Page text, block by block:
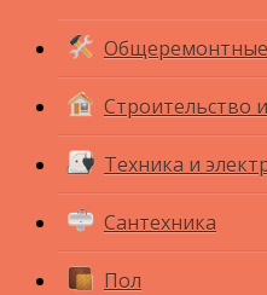
Строительство
Техника и
Сантехника
Пол